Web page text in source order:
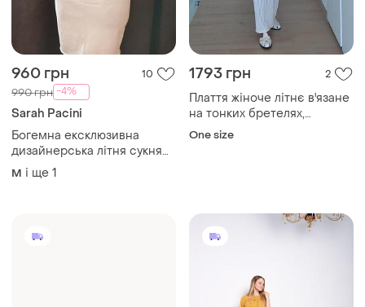
960 грн 10
990 грн -4%
Sarah Pacini
Богемна ексклюзивна
дизайнерська літня сукня
sarah pacini італія one size
M і ще 1
1793 грн 2
Плаття жіноче літнє в'язане
на тонких бретелях,
дизайнерське, молочне
One size